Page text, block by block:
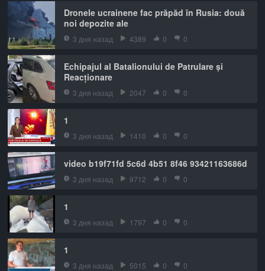
Dronele ucrainene fac prăpăd în Rusia: două
noi depozite ale
3 дня назад 4389 0 0
Echipajul al Batalionului de Patrulare și
Reacționare
3 дня назад 2047 0 0
1
3 дня назад 1410 0 0
video b19f71fd 5c6d 4b51 8f46 93421163686d
3 дня назад 9712 0 0
1
3 дня назад 1797 0 0
1
3 дня назад 5015 0 0